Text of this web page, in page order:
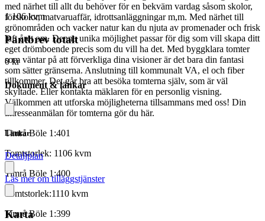
med närhet till allt du behöver för en bekväm vardag såsom skolor,
förskolor, matvaruaffär, idrottsanläggningar m,m. Med närhet till
grönområden och vacker natur kan du njuta av promenader och frisk
luft året om. Denna unika möjlighet passar för dig som vill skapa ditt
eget drömboende precis som du vill ha det. Med byggklara tomter
som väntar på att förverkliga dina visioner är det bara din fantasi
som sätter gränserna. Anslutning till kommunalt VA, el och fiber
tillkommer. Det går bra att besöka tomterna själv, som är väl
skyltade. Eller kontakta mäklaren för en personlig visning.
Välkommen att utforska möjligheterna tillsammans med oss! Din
intresseanmälan för tomterna gör du här.
Timrå Böle 1:401
Tomtstorlek: 1106 kvm
Timrå Böle 1:400
Tomtstorlek:1110 kvm
Timrå Böle 1:399
1 106 kvm
Pantbrev totalt
0 kr
Dokument & länkar
Länkar
Detaljplan
Läs mer om tilläggstjänster
Karta